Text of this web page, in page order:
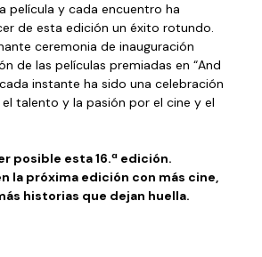
película y cada encuentro ha
de esta edición un éxito rotundo.
ceremonia de inauguración
de las películas premiadas en “And
instante ha sido una celebración
talento y la pasión por el cine y el
posible esta 16.ª edición.
la próxima edición con más cine,
historias que dejan huella.